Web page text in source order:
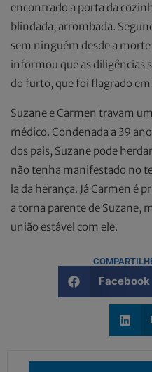
encontrado a porta da
blindada, arrombada.
sem ninguém desde a morte
informou que as diligências
do furto, que foi flagrado
Suzane e Carmen travam
médico. Condenada a 39
dos pais, Suzane pode
não tenha manifestado no
la da herança. Já Carmen é
a torna parente de Suzane,
união estável com ele.
Facebook